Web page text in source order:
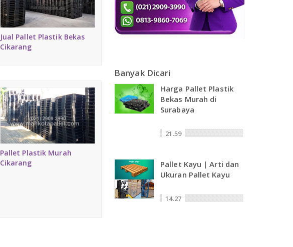
Jual Pallet Plastik Bekas
Cikarang
Pallet Plastik Murah
Cikarang
Banyak Dicari
Harga Pallet Plastik
Bekas Murah di
Surabaya
21.59
Pallet Kayu | Arti dan
Ukuran Pallet Kayu
14.27